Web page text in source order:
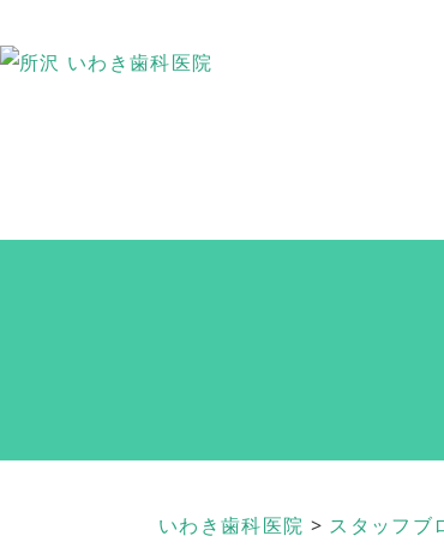
いわき歯科医院 > スタッフブ